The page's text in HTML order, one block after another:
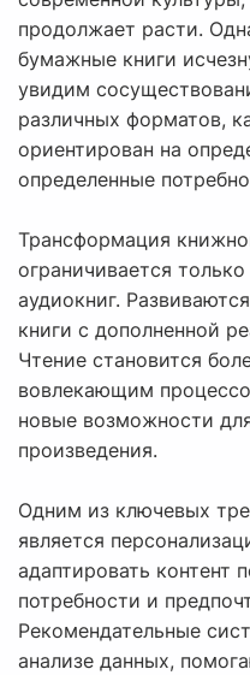
продолжает расти.
бумажные книги
увидим
различных форматов,
ориентирован на
определенные
Трансформация
ограничивается
аудиокниг.
книги с дополненной
Чтение становится
вовлекающим
новые возможности
произведения.
Одним из ключевых
является
адаптировать контент
потребности и
Рекомендательные
анализе данных,